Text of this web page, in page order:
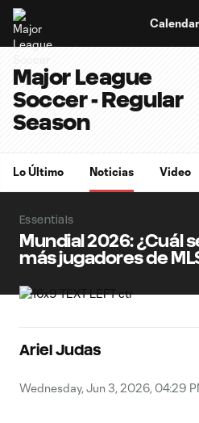
Major League
Soccer - Regular
Season
Lo Último Noticias Video
Essentials
Mundial 2026: ¿Cuál
más jugadores de
Ariel Judas
Wednesday, Jun 3, 2026, 04:29